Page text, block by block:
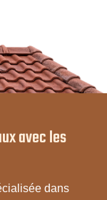
avec les
dans